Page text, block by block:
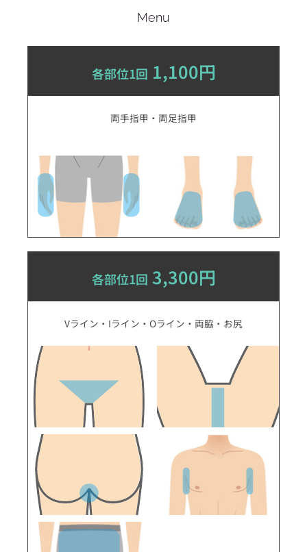
Menu
各部位1回 1,100円
両手指甲・両足指甲
各部位1回 3,300円
Vライン・Iライン・Oライン・両脇・お尻